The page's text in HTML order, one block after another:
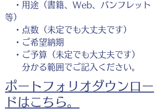
・用途（書籍、Web、パンフレット
等）
・点数（未定でも大丈夫です）
・ご希望納期
・ご予算（未定でも大丈夫です）
分かる範囲でご記入ください。
ポートフォリオダウンロー
ドはこちら。